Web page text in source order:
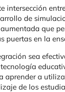
intersección
de
que
puertas en la
sea
aprender a
de los